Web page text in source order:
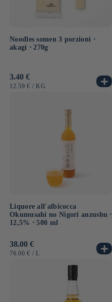
Noodles somen 3 porzioni ⋅
akagi ⋅ 270g
Prezzo
di
3.40 €
PREZZO
12.59 € / PER
KG
Liquore all'albicocca
Okumusahi no Nigori anzushu ⋅
12,5% ⋅ 500 ml
Prezzo
di
38.00 €
PREZZO
76.00 € / PER
L